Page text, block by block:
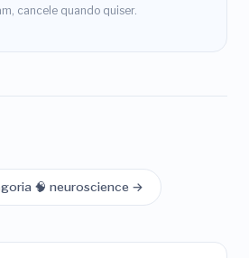
cancele quando quiser.
🧠 neuroscience →